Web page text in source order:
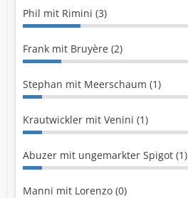
Phil mit Rimini (3)
Frank mit Bruyère (2)
Stephan mit Meerschaum (1)
Krautwickler mit Venini (1)
Abuzer mit ungemarkter Spigot (1)
Manni mit Lorenzo (0)